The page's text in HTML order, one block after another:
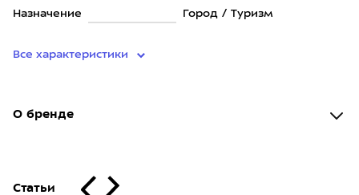
Назначение Город / Туризм
Все характеристики
О бренде
Статьи